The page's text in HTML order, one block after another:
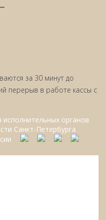
за 30 минут до
перерыв в работе кассы с